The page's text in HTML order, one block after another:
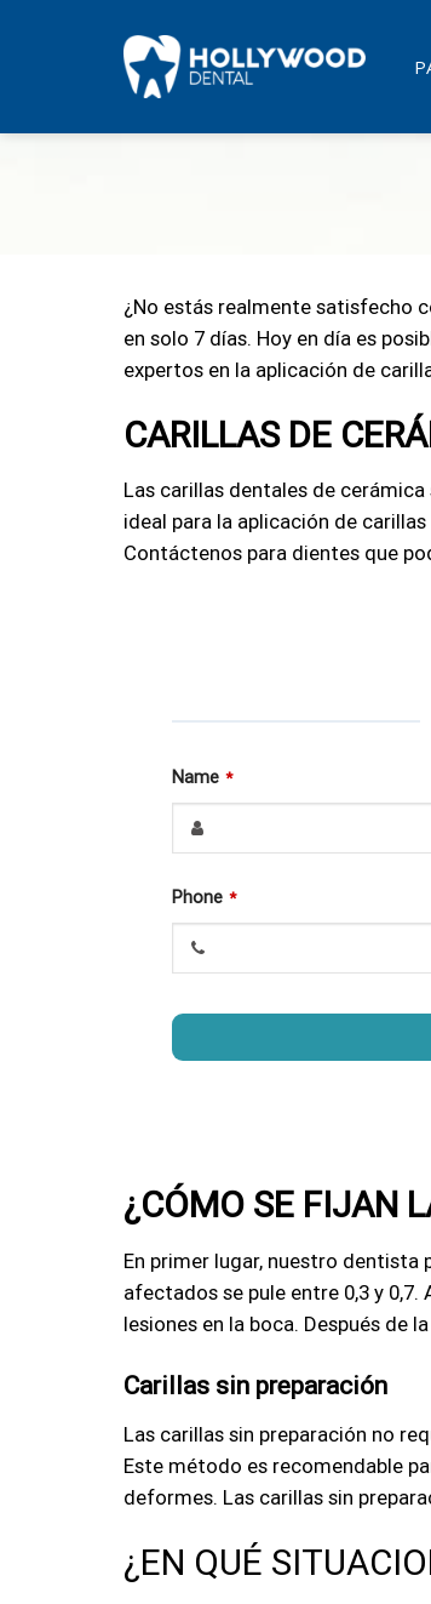
¿No estás realmente satisfecho
en solo 7 días. Hoy en día es
expertos en la aplicación de
CARILLAS DE
Las carillas dentales de
ideal para la aplicación de
Contáctenos para dientes que
Name *
Phone *
left
¿CÓMO SE FIJAN
En primer lugar, nuestro
afectados se pule entre 0,3 y
lesiones en la boca. Después de
Carillas sin preparación
Las carillas sin preparación no
Este método es recomendable
deformes. Las carillas sin
¿EN QUÉ